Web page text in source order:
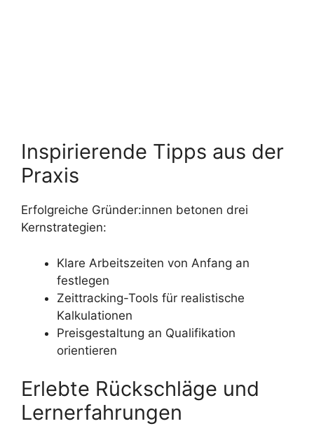
Inspirierende Tipps aus der
Praxis
Erfolgreiche Gründer:innen betonen drei
Kernstrategien:
Klare Arbeitszeiten von Anfang an
festlegen
Zeittracking-Tools für realistische
Kalkulationen
Preisgestaltung an Qualifikation
orientieren
Erlebte Rückschläge und
Lernerfahrungen